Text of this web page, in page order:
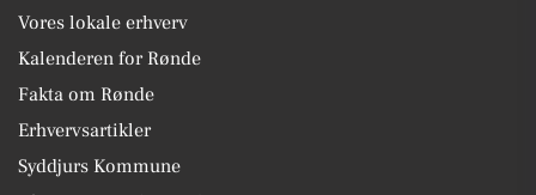
Vores lokale erhverv
Kalenderen for Rønde
Fakta om Rønde
Erhvervsartikler
Syddjurs Kommune